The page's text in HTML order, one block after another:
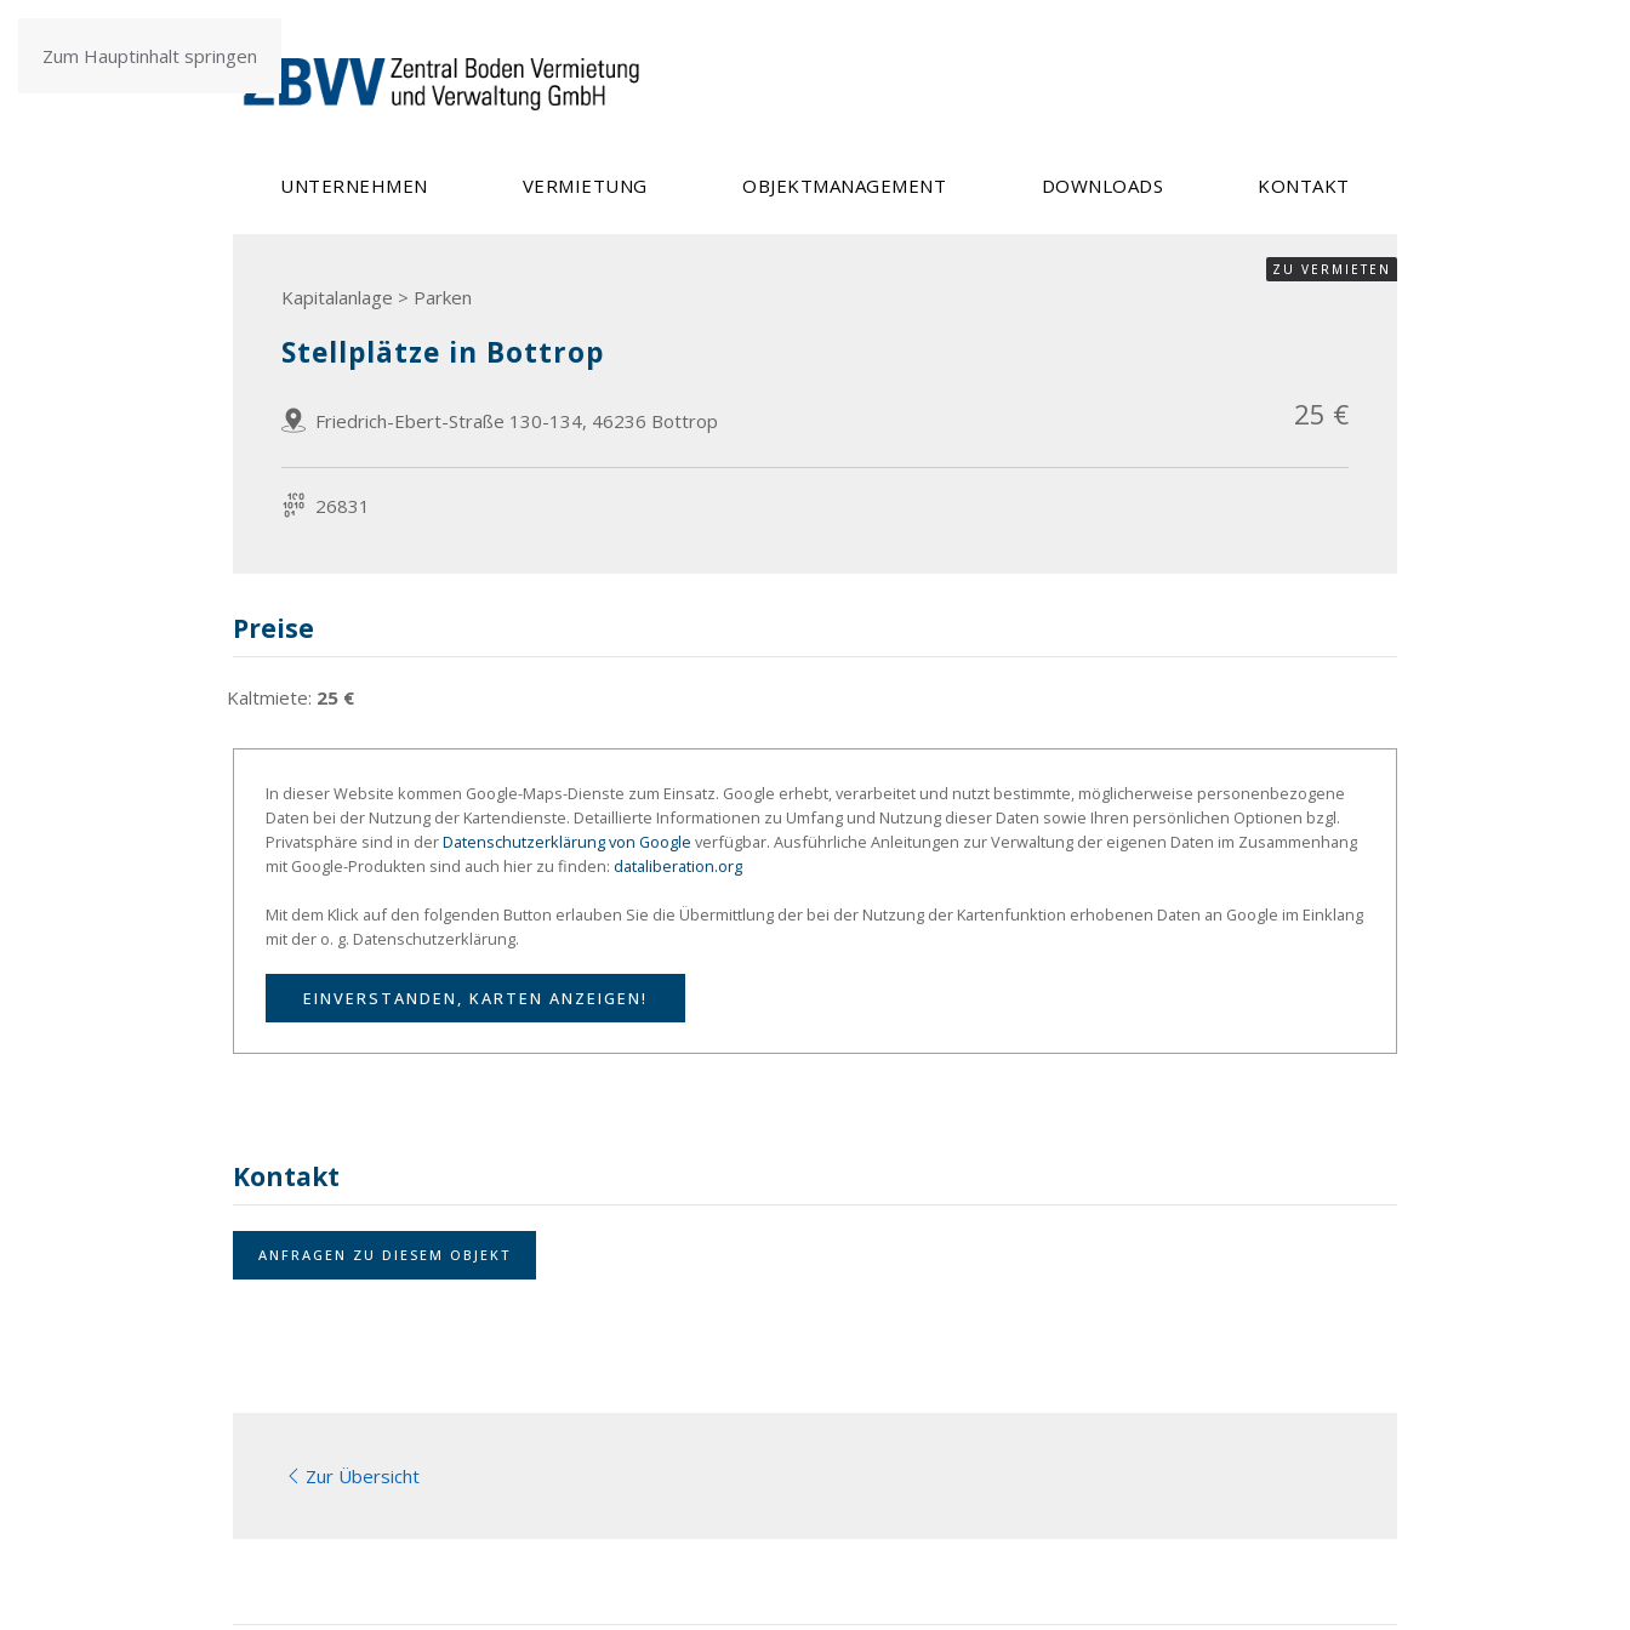
Zum Hauptinhalt springen
UNTERNEHMEN VERMIETUNG OBJEKTMANAGEMENT DOWNLOADS KONTAKT
Kapitalanlage > Parken
ZU VERMIETEN
Stellplätze in Bottrop
Friedrich-Ebert-Straße 130-134, 46236 Bottrop 25 €
26831
Preise
Kaltmiete: 25 €
In dieser Website kommen Google-Maps-Dienste zum Einsatz. Google erhebt, verarbeitet und nutzt bestimmte, möglicherweise personenbezogene
Daten bei der Nutzung der Kartendienste. Detaillierte Informationen zu Umfang und Nutzung dieser Daten sowie Ihren persönlichen Optionen bzgl.
Privatsphäre sind in derDatenschutzerklärung von Google verfügbar. Ausführliche Anleitungen zur Verwaltung der eigenen Daten im Zusammenhang
mit Google-Produkten sind auch hier zu finden: dataliberation.org
Mit dem Klick auf den folgenden Button erlauben Sie die Übermittlung der bei der Nutzung der Kartenfunktion erhobenen Daten an Google im Einklang
mit der o. g. Datenschutzerklärung.
EINVERSTANDEN, KARTEN ANZEIGEN!
Kontakt
ANFRAGEN ZU DIESEM OBJEKT
Zur Übersicht